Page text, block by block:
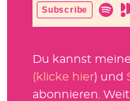
Du kannst
(klicke hier) und
abonnieren.